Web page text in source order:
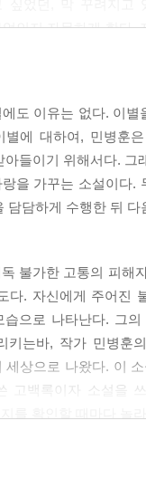
수밖에 없었다.
건 좋은 거였어.
뒤척였다.
덜컥 패키지를 예약
한 도착지를 알지 못
계곡을 향해 갔다.
관광객이 없는 구
인지 자문하게 한다.
, 정확히 말하면 그
그 기억을 덜어낼 수
. _159쪽
, 이 두 시절을 포개
가정하며 화자는 외
훈이 소설쓰기로 보
’는 이 모든 빗나감에
나 확실히 각자의 형
결국 “죽음과 이별을
도 이유는 없다. 이
에 대하여, 민병훈
들이기 위해서다.
을 가꾸는 소설이다
담담하게 수행한 뒤
불가한 고통의 피해
다. 자신에게 주어진
습으로 나타난다. 그
키는바, 작가 민병훈
세상으로 나왔다. 이
고백록이자 소설을